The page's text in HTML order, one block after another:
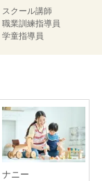
スクール講師
職業訓練指導員
学童指導員
ナニー